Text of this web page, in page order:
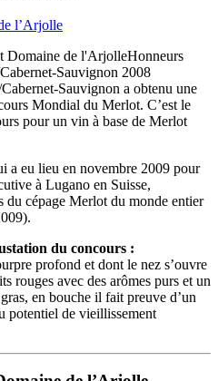
l’Arjolle
Honneurs
Sauvignon 2008
Sauvignon a obtenu une
Mondial du Merlot. C’est le
pour un vin à base de Merlot
a eu lieu en novembre 2009 pour
à Lugano en Suisse,
du cépage Merlot du monde entier
du concours :
profond et dont le nez s’ouvre
rouges avec des arômes purs et un
en bouche il fait preuve d’un
potentiel de vieillissement